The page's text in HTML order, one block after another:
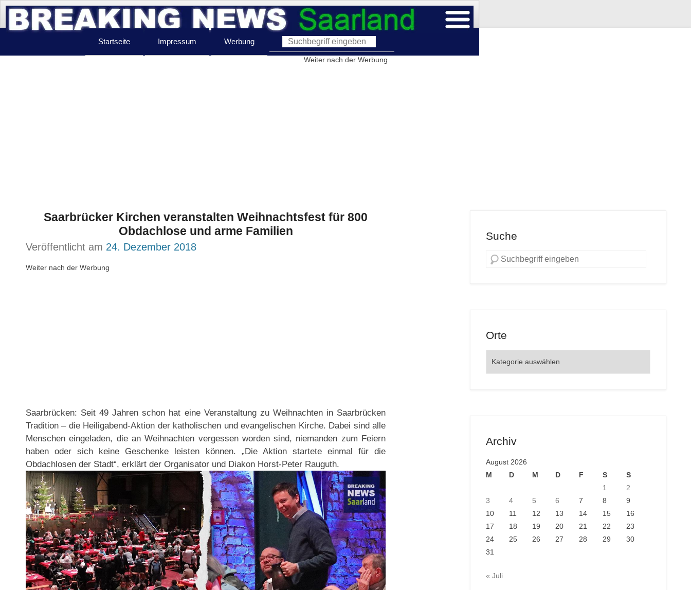
Startseite Impressum Werbung
Weiter nach der Werbung
Saarbrücker Kirchen veranstalten Weihnachtsfest für 800
Obdachlose und arme Familien
Veröffentlicht am 24. Dezember 2018
Weiter nach der Werbung
Saarbrücken: Seit 49 Jahren schon hat eine Veranstaltung zu Weihnachten in Saarbrücken
Tradition – die Heiligabend-Aktion der katholischen und evangelischen Kirche. Dabei sind alle
Menschen eingeladen, die an Weihnachten vergessen worden sind, niemanden zum Feiern
haben oder sich keine Geschenke leisten können. „Die Aktion startete einmal für die
Obdachlosen der Stadt“, erklärt der Organisator und Diakon Horst-Peter Rauguth.
Suche
Orte
Archiv
August 2026
M
D M D F S
S
1
2
3
4 5 6 7 8
9
10
11 12 13 14 15
16
17
18 19 20 21 22
23
24
25 26 27 28 29
30
31
« Juli